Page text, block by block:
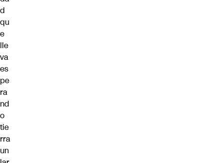
d
qu
e
lle
va
es
pe
ra
nd
o
tie
rra
un